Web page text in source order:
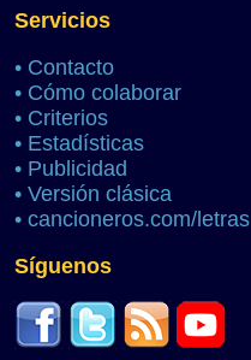
Servicios
• Contacto
• Cómo colaborar
• Criterios
• Estadísticas
• Publicidad
• Versión clásica
• cancioneros.com/letras
Síguenos